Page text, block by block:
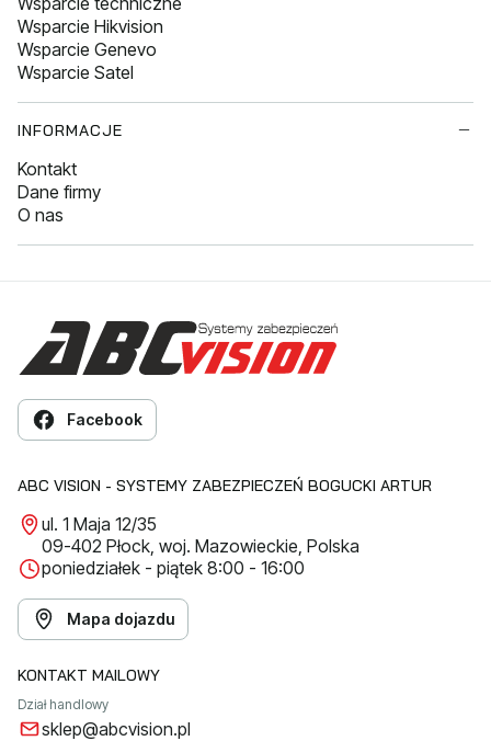
Wsparcie Hikvision
Wsparcie Genevo
Wsparcie Satel
INFORMACJE
Kontakt
Dane firmy
O nas
Facebook
ABC VISION - SYSTEMY ZABEZPIECZEŃ BOGUCKI ARTUR
ul. 1 Maja 12/35
09-402 Płock, woj. Mazowieckie, Polska
poniedziałek - piątek 8:00 - 16:00
Mapa dojazdu
KONTAKT MAILOWY
Dział handlowy
sklep@abcvision.pl